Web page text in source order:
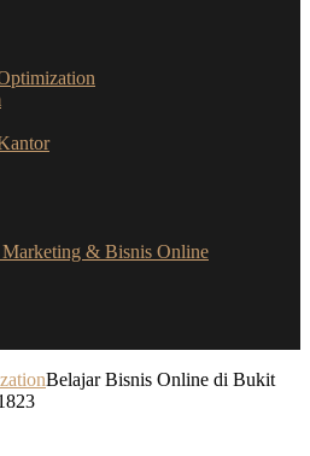
& Bisnis Online
Belajar Bisnis Online di Bukit